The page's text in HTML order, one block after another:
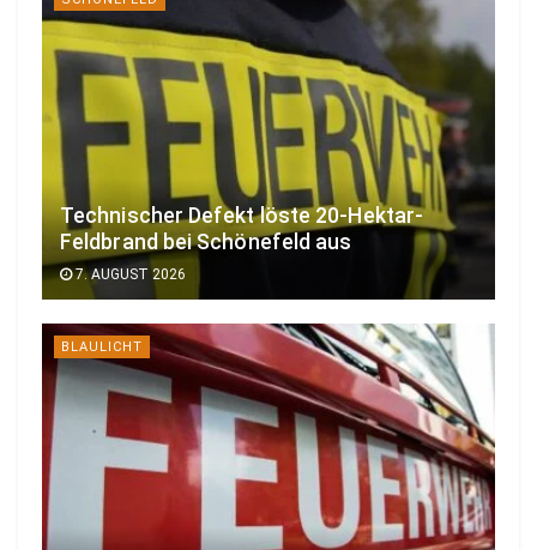
Technischer Defekt löste 20-Hektar-
Feldbrand bei Schönefeld aus
7. AUGUST 2026
BLAULICHT